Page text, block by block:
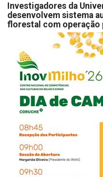
Investigadores da
desenvolvem sistema
florestal com operação